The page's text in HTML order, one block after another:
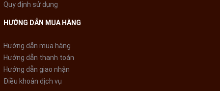
An toàn khi sử dụng
Sản phẩm có chế độtự ngắt điện
người sử dụng.
Quy định sử dụng
HƯỚNG DẪN MUA HÀNG
Hướng dẫn mua hàng
Hướng dẫn thanh toán
Hướng dẫn giao nhận
Điều khoản dịch vụ